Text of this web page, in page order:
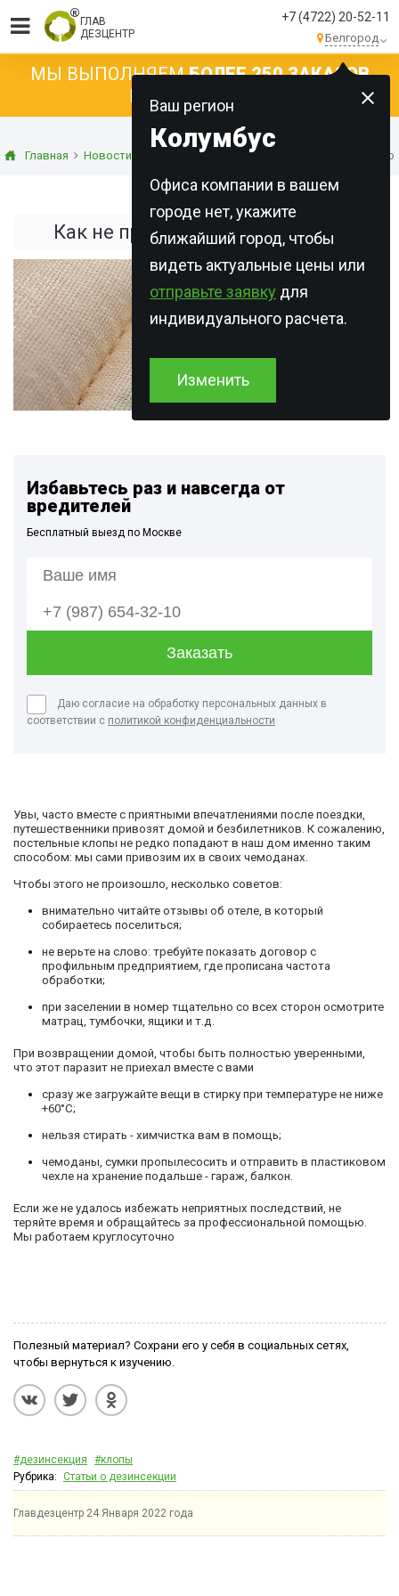
ГЛАВ
ДЕЗЦЕНТР
+7 (4722) 20-52-11
Белгород
Ваш регион
Колумбус
Офиса компании в вашем
городе нет, укажите
ближайший город, чтобы
видеть актуальные цены или
отправьте заявку для
индивидуального расчета.
Изменить
МЫ ВЫПОЛНЯЕМБОЛЕЕ 250 ЗАКАЗОВ
КАЖДЫЙ ДЕНЬ!
Главная Новости Статьи о дезинсекции Как не привезти
Как не привезти клопов домой
Избавьтесь раз и навсегда от
вредителей
Бесплатный выезд по Москве
Даю согласие на обработку персональных данных в
соответствии с политикой конфиденциальности
Увы, часто вместе с приятными впечатлениями после поездки,
путешественники привозят домой и безбилетников. К сожалению,
постельные клопы не редко попадают в наш дом именно таким
способом: мы сами привозим их в своих чемоданах.
Чтобы этого не произошло, несколько советов:
внимательно читайте отзывы об отеле, в который
собираетесь поселиться;
не верьте на слово: требуйте показать договор с
профильным предприятием, где прописана частота
обработки;
при заселении в номер тщательно со всех сторон осмотрите
матрац, тумбочки, ящики и т.д.
При возвращении домой, чтобы быть полностью уверенными,
что этот паразит не приехал вместе с вами
сразу же загружайте вещи в стирку при температуре не ниже
+60°С;
нельзя стирать - химчистка вам в помощь;
чемоданы, сумки пропылесосить и отправить в пластиковом
чехле на хранение подальше - гараж, балкон.
Если же не удалось избежать неприятных последствий, не
теряйте время и обращайтесь за профессиональной помощью.
Мы работаем круглосуточно
Полезный материал? Сохрани его у себя в социальных сетях,
чтобы вернуться к изучению.
#дезинсекция
#клопы
Рубрика: Статьи о дезинсекции
Главдезцентр 24 Января 2022 года